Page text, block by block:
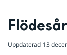
Uppdaterad 13